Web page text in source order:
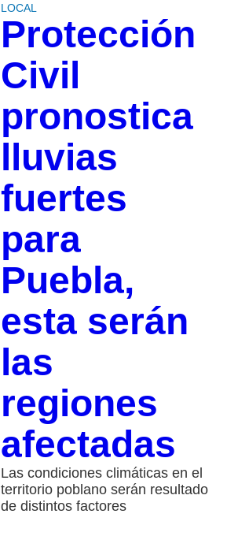
LOCAL
Protección
Civil
pronostica
lluvias
fuertes
para
Puebla,
esta serán
las
regiones
afectadas
Las condiciones climáticas en el
territorio poblano serán resultado
de distintos factores